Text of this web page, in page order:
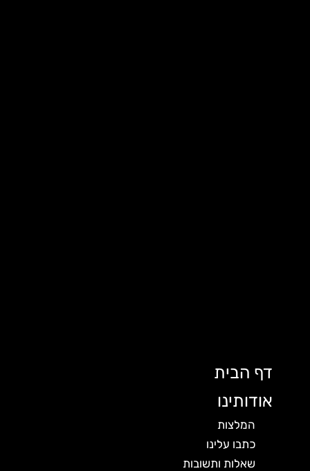
דף הבית
אודותינו
המלצות
כתבו עלינו
שאלות ותשובות